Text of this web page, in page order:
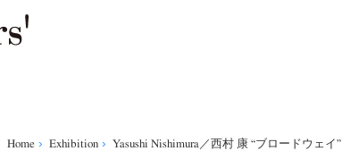
Home Exhibition Yasushi Nishimura／西村 康 “ブロードウェイ”